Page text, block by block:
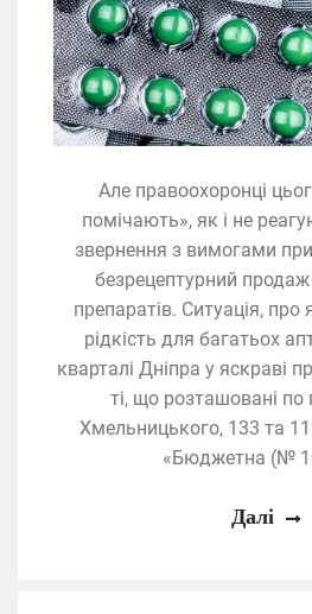
Але правоохоронці
помічають», як і не
звернення з вимогами
безрецептурний
препаратів. Ситуація, про
рідкість для багатьох
кварталі Дніпра у яскраві
ті, що розташовані по
Хмельницького, 133 та
«Бюджетна (№
Далі